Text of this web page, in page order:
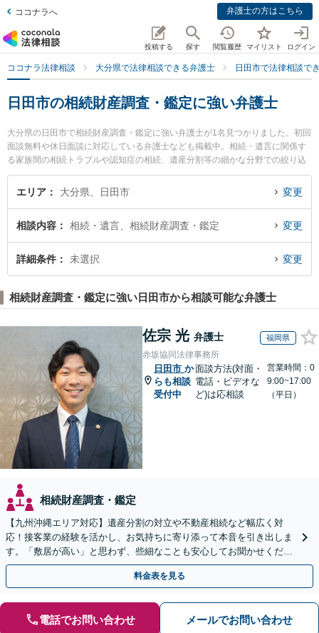
ココナラへ 弁護士の方はこちら
投稿する 探す 閲覧履歴 マイリスト ログイン
ココナラ法律相談 大分県で法律相談できる弁護士 日田市で法律相談で
日田市の相続財産調査・鑑定に強い弁護士
大分県の日田市で相続財産調査・鑑定に強い弁護士が1名見つかりました。初回
面談無料や休日面談に対応している弁護士なども掲載中。相続・遺言に関係す
る家族間の相続トラブルや認知症の相続、遺産分割等の細かな分野での絞り込
み検索もでき便利です。特に弁護士法人おおいた市民総合法律事務所 日田事務
所の柿木 大弁護士のプロフィール情報や弁護士費用、強みなどが注目されてい
近くの弁護士を検索したい』『初回相談無料で相続財産調査・鑑定を法律相談
できる日田市内の弁護士に相談予約したい』などでお困りの相談者さんにおす
すめです。
エリア 大分県、日田市 変更
相談内容 相続・遺言、相続財産調査・鑑定 変更
詳細条件 未選択 変更
相続財産調査・鑑定に強い日田市から相談可能な弁護士
佐宗 光 弁護士 福岡県
赤坂協同法律事務所
日田市 か
らも相談
受付中
面談方法(対面・
電話・ビデオな
ど)は応相談
営業時間：0
9:00~17:00
（平日）
相続財産調査・鑑定
【九州沖縄エリア対応】遺産分割の対立や不動産相続など幅広く対
応！接客業の経験を活かし、お気持ちに寄り添って本音を引き出しま
す。「敷居が高い」と思わず、些細なことも安心してお聞かせくださ
い【初回相談無料】【夜間・休日相談可】
料金表を見る
電話でお問い合わせ メールでお問い合わせ